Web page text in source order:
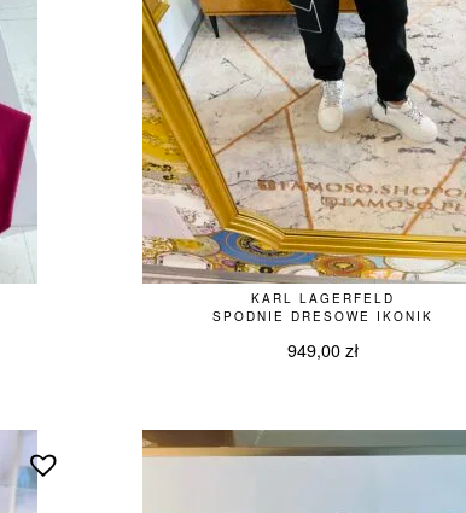
KARL LAGERFELD
SPODNIE DRESOWE IKONIK
949,00zł